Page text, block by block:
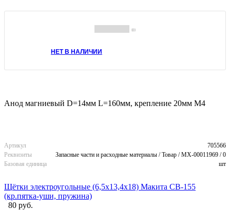
(0)
НЕТ В НАЛИЧИИ
Анод магниевый D=14мм L=160мм, крепление 20мм M4
Артикул
705566
Реквизиты
Запасные части и расходные материалы / Товар / MX-00011969 / 0
Базовая единица
шт
Щётки электроугольные (6,5х13,4х18) Макита CB-155
(кр.пятка-уши, пружина)
80 руб.